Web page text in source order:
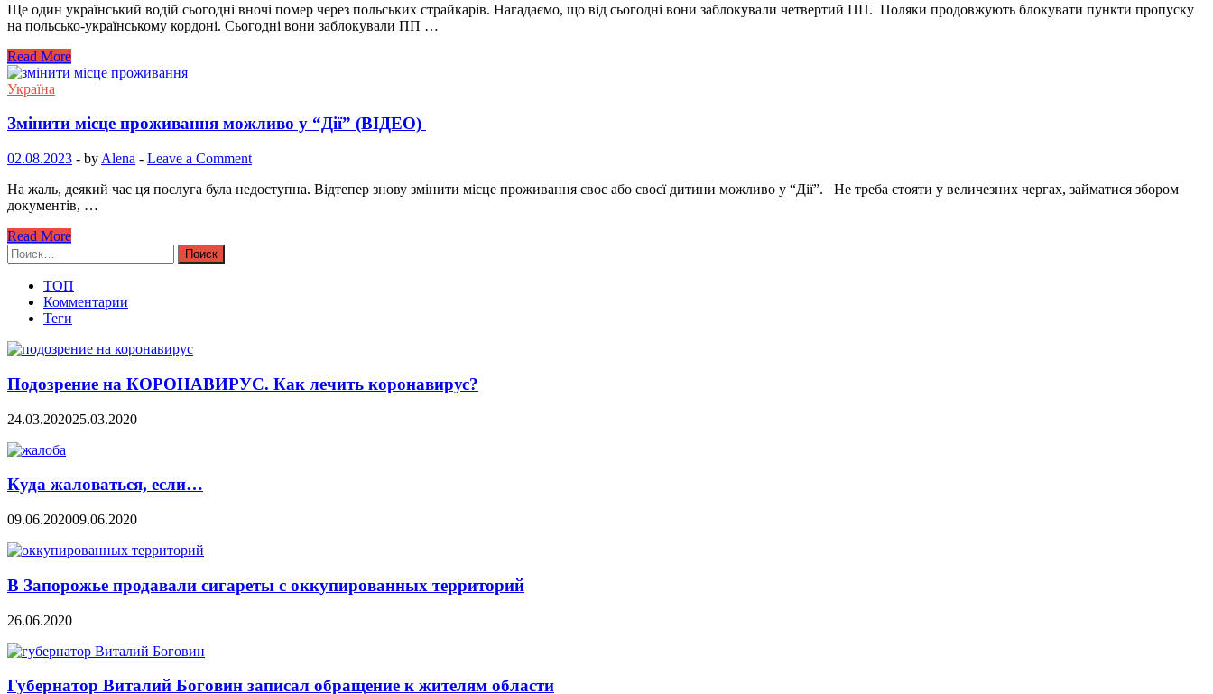
Ще один український водій сьогодні вночі помер через польських страйкарів. Нагадаємо, що від сьогодні вони заблокували четвертий ПП. Поляки продовжують блокувати пункти пропуску
на польсько-українському кордоні. Сьогодні вони заблокували ПП …
Read More
Україна
Змінити місце проживання можливо у “Дії” (ВІДЕО)
02.08.2023 - by Alena - Leave a Comment
На жаль, деякий час ця послуга була недоступна. Відтепер знову змінити місце проживання своє або своєї дитини можливо у “Дії”. Не треба стояти у величезних чергах, займатися збором
документів, …
Read More
Найти:
ТОП
Комментарии
Теги
Подозрение на КОРОНАВИРУС. Как лечить коронавирус?
24.03.202025.03.2020
Куда жаловаться, если…
09.06.202009.06.2020
В Запорожье продавали сигареты с оккупированных территорий
26.06.2020
Губернатор Виталий Боговин записал обращение к жителям области